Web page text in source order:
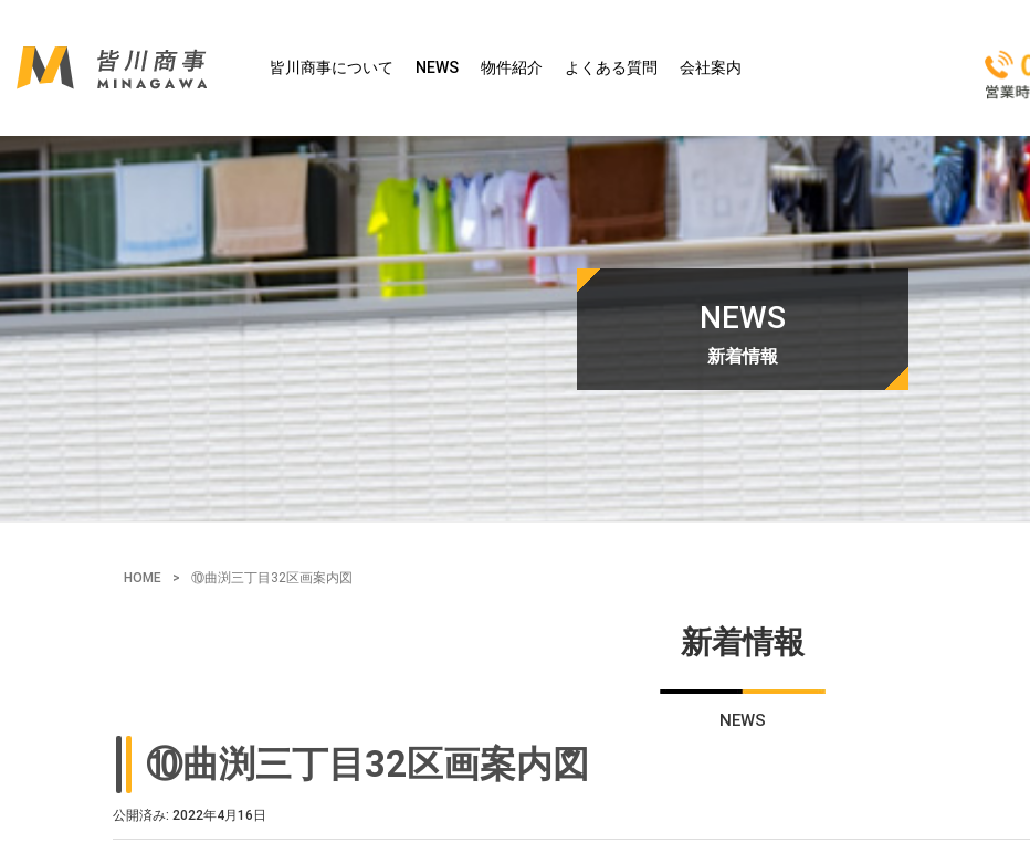
皆川商事について NEWS 物件紹介 よくある質問 会社案内
NEWS
新着情報
HOME > ⑩曲渕三丁目32区画案内図
新着情報
NEWS
⑩曲渕三丁目32区画案内図
公開済み: 2022年4月16日